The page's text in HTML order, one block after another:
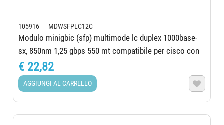
105916 MDWSFPLC12C
Modulo minigbic (sfp) multimode lc duplex 1000base-
sx, 850nm 1,25 gbps 550 mt compatibile per cisco con
ddm
€ 22,82
AGGIUNGI AL CARRELLO 